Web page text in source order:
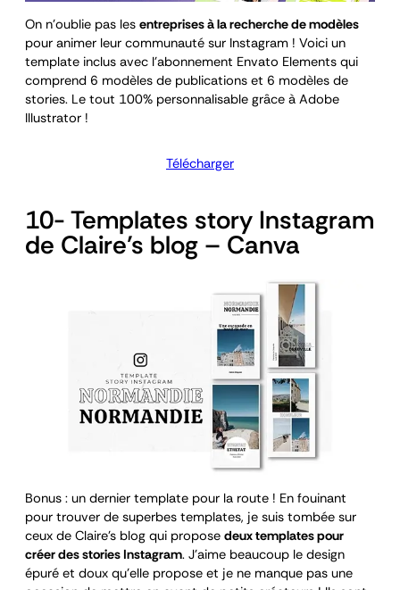
On n’oublie pas les entreprises à la recherche de modèles
pour animer leur communauté sur Instagram ! Voici un
template inclus avec l’abonnement Envato Elements qui
comprend 6 modèles de publications et 6 modèles de
stories. Le tout 100% personnalisable grâce à Adobe
Illustrator !
Télécharger
10- Templates story Instagram
de Claire’s blog – Canva
Bonus : un dernier template pour la route ! En fouinant
pour trouver de superbes templates, je suis tombée sur
ceux de Claire’s blog qui propose deux templates pour
créer des stories Instagram. J’aime beaucoup le design
épuré et doux qu’elle propose et je ne manque pas une